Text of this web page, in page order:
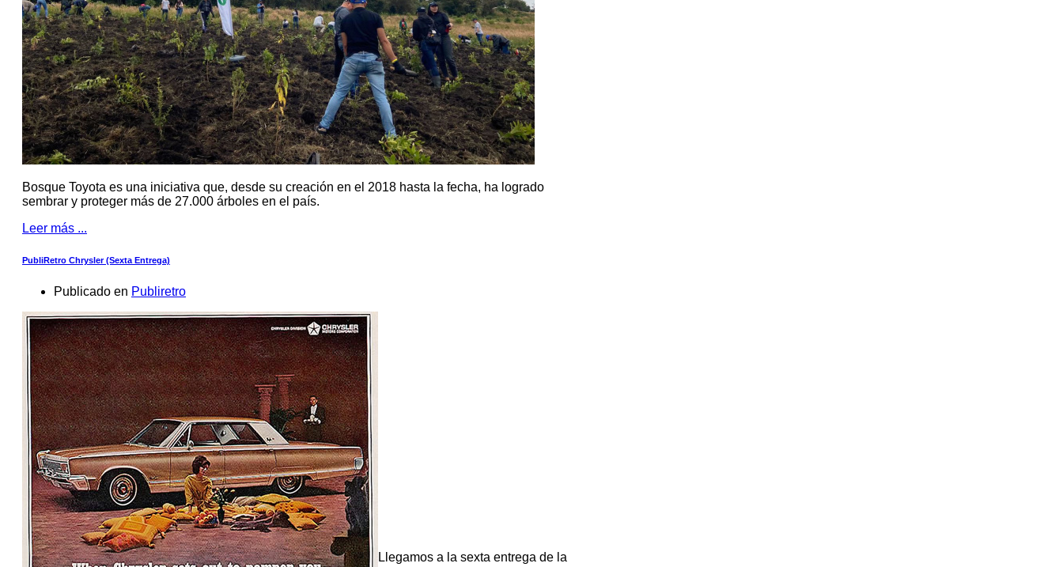
Bosque Toyota es una iniciativa que, desde su creación en el 2018 hasta la fecha, ha logrado
sembrar y proteger más de 27.000 árboles en el país.
Leer más ...
PubliRetro Chrysler (Sexta Entrega)
Publicado en Publiretro
Llegamos a la sexta entrega de la